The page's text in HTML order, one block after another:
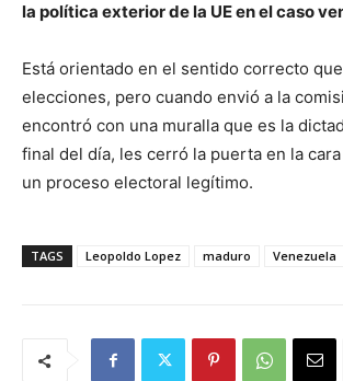
la política exterior de la UE en el caso
Está orientado en el sentido correcto
elecciones, pero cuando envió a la
encontró con una muralla que es la
final del día, les cerró la puerta en la
un proceso electoral legítimo.
TAGS Leopoldo Lopez maduro Venezuela